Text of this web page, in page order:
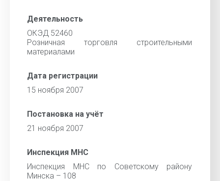
Деятельность
ОКЭД 52460
Розничная торговля строительными
материалами
Дата регистрации
15 ноября 2007
Постановка на учёт
21 ноября 2007
Инспекция МНС
Инспекция МНС по Советскому району
Минска – 108